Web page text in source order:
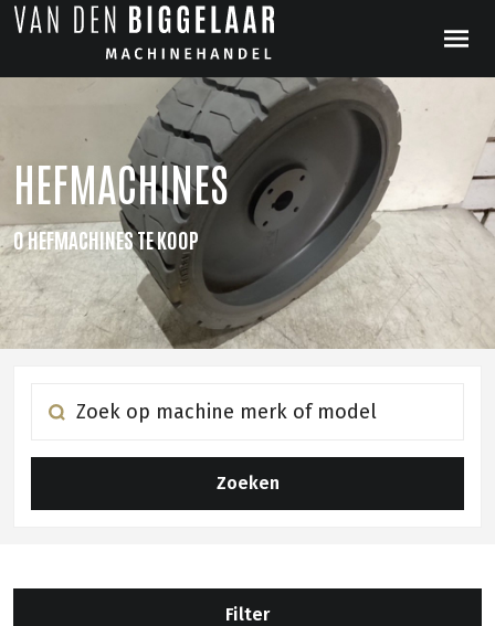
HEFMACHINES
0 HEFMACHINES TE KOOP
Filter